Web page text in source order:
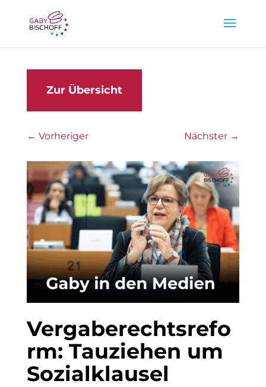
Zur Übersicht
← Vorheriger Nächster →
Vergaberechtsrefo
rm: Tauziehen um
Sozialklausel